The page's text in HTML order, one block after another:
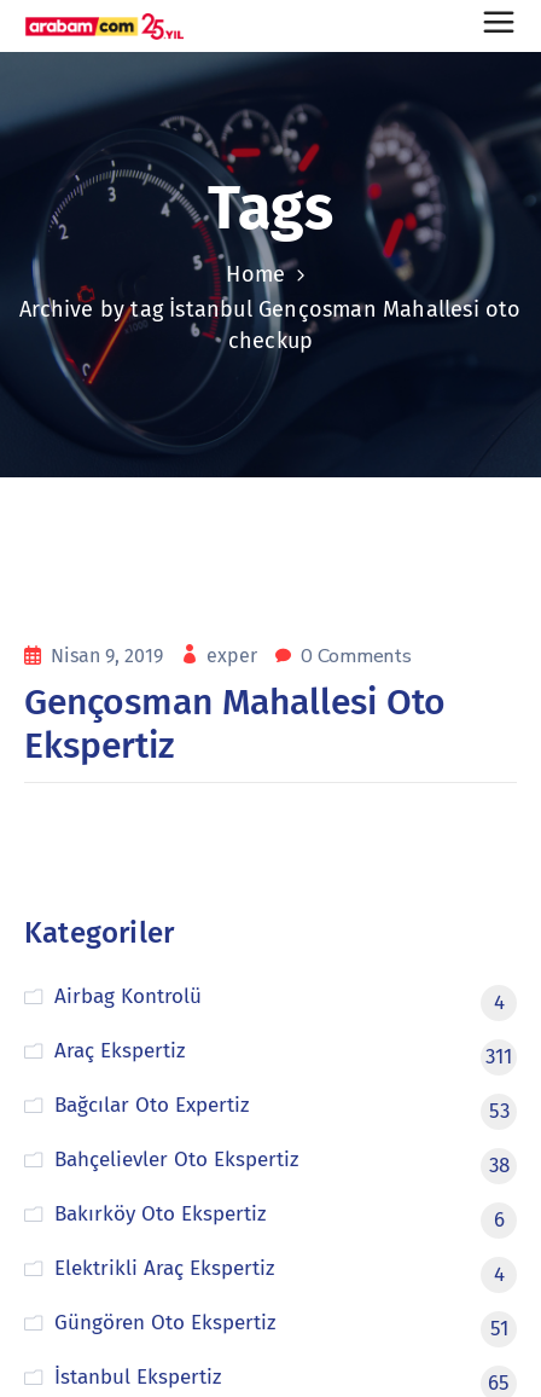
Tags
Home
Archive by tag İstanbul Gençosman Mahallesi oto
checkup
Nisan 9, 2019 exper 0 Comments
Gençosman Mahallesi Oto
Ekspertiz
Kategoriler
Airbag Kontrolü
4
Araç Ekspertiz
311
Bağcılar Oto Expertiz
53
Bahçelievler Oto Ekspertiz
38
Bakırköy Oto Ekspertiz
6
Elektrikli Araç Ekspertiz
4
Güngören Oto Ekspertiz
51
İstanbul Ekspertiz
65